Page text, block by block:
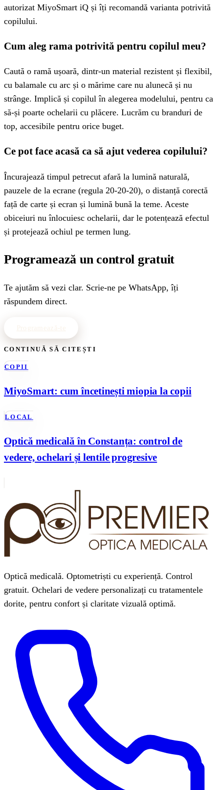
autorizat MiyoSmart iQ și îți recomandă varianta potrivită
copilului.
Cum aleg rama potrivită pentru copilul meu?
Caută o ramă ușoară, dintr-un material rezistent și flexibil,
cu balamale cu arc și o mărime care nu alunecă și nu
strânge. Implică și copilul în alegerea modelului, pentru ca
să-și poarte ochelarii cu plăcere. Lucrăm cu branduri de
top, accesibile pentru orice buget.
Ce pot face acasă ca să ajut vederea copilului?
Încurajează timpul petrecut afară la lumină naturală,
pauzele de la ecrane (regula 20-20-20), o distanță corectă
față de carte și ecran și lumină bună la teme. Aceste
obiceiuri nu înlocuiesc ochelarii, dar le potențează efectul
și protejează ochiul pe termen lung.
Programează un control gratuit
Te ajutăm să vezi clar. Scrie-ne pe WhatsApp, îți
răspundem direct.
Programează-te
CONTINUĂ SĂ CITEȘTI
COPII
MiyoSmart: cum încetinești miopia la copii
LOCAL
Optică medicală în Constanța: control de
vedere, ochelari și lentile progresive
Optică medicală. Optometriști cu experiență. Control
gratuit. Ochelari de vedere personalizați cu tratamentele
dorite, pentru confort și claritate vizuală optimă.